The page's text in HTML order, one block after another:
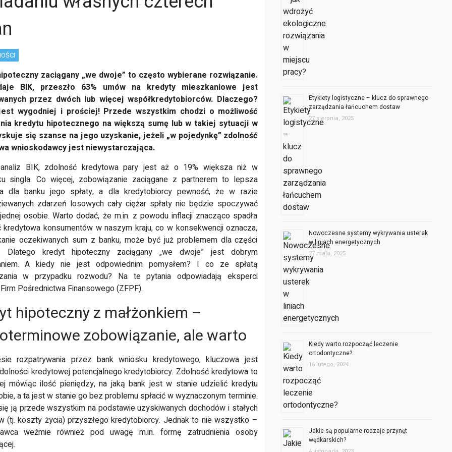
zaciągany „we dwoje” to często wybierane rozwiązanie.
BIK, przeszło 63% umów na kredyty mieszkaniowe jest
przez dwóch lub więcej współkredytobiorców. Dlaczego?
wygodniej i prościej! Przede wszystkim chodzi o możliwość
kredytu hipotecznego na większą sumę lub w takiej sytuacji w
się szanse na jego uzyskanie, jeżeli „w pojedynkę” zdolność
wnioskodawcy jest niewystarczająca.
analiz BIK, zdolność kredytowa pary jest aż o 19% większa niż w
singla. Co więcej, zobowiązanie zaciągane z partnerem to lepsza
dla banku jego spłaty, a dla kredytobiorcy pewność, że w razie
zdarzeń losowych cały ciężar spłaty nie będzie spoczywać
osobie. Warto dodać, że m.in. z powodu inflacji znacząco spadła
kredytowa konsumentów w naszym kraju, co w konsekwencji oznacza,
oczekiwanych sum z banku, może być już problemem dla części
Dlatego kredyt hipoteczny zaciągany „we dwoje” jest dobrym
A kiedy nie jest odpowiednim pomysłem? I co ze spłatą
w przypadku rozwodu? Na te pytania odpowiadają eksperci
Pośrednictwa Finansowego (ZFPF).
hipoteczny z małżonkiem –
zobowiązanie, ale warto
rozpatrywania przez bank wniosku kredytowego, kluczowa jest
kredytowej potencjalnego kredytobiorcy. Zdolność kredytowa to
mówiąc ilość pieniędzy, na jaką bank jest w stanie udzielić kredytu
a ta jest w stanie go bez problemu spłacić w wyznaczonym terminie.
ją przede wszystkim na podstawie uzyskiwanych dochodów i stałych
(tj. koszty życia) przyszłego kredytobiorcy. Jednak to nie wszystko –
weźmie również pod uwagę m.in. formę zatrudnienia osoby
Etykiety logistyczne – klucz do sprawnego
zarządzania łańcuchem dostaw
27 sierpnia, 2025
Nowoczesne systemy wykrywania usterek
w liniach energetycznych
27 maja, 2025
Kiedy warto rozpocząć leczenie
ortodontyczne?
16 lutego, 2024
Jakie są popularne rodzaje przynęt
wędkarskich?